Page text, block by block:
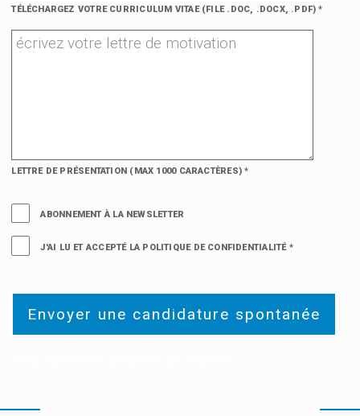
TÉLÉCHARGEZ VOTRE CURRICULUM VITAE (FILE .DOC, .DOCX, .PDF) *
LETTRE DE PRÉSENTATION (MAX 1000 CARACTÈRES)*
ABONNEMENT À LA NEWSLETTER
J'AI LU ET ACCEPTÉ LA POLITIQUE DE CONFIDENTIALITÉ *